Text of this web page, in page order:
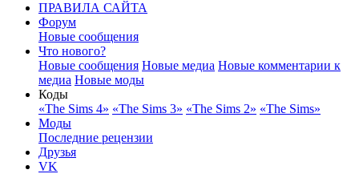
ПРАВИЛА САЙТА
Форум
Новые сообщения
Что нового?
Новые сообщения Новые медиа Новые комментарии к
медиа Новые моды
Коды
«The Sims 4» «The Sims 3» «The Sims 2» «The Sims»
Моды
Последние рецензии
Друзья
VK